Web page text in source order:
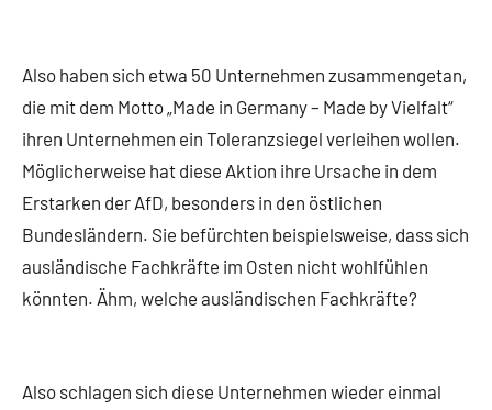
Also haben sich etwa 50 Unternehmen zusammengetan,
die mit dem Motto „Made in Germany – Made by Vielfalt“
ihren Unternehmen ein Toleranzsiegel verleihen wollen.
Möglicherweise hat diese Aktion ihre Ursache in dem
Erstarken der AfD, besonders in den östlichen
Bundesländern. Sie befürchten beispielsweise, dass sich
ausländische Fachkräfte im Osten nicht wohlfühlen
könnten. Ähm, welche ausländischen Fachkräfte?
Also schlagen sich diese Unternehmen wieder einmal